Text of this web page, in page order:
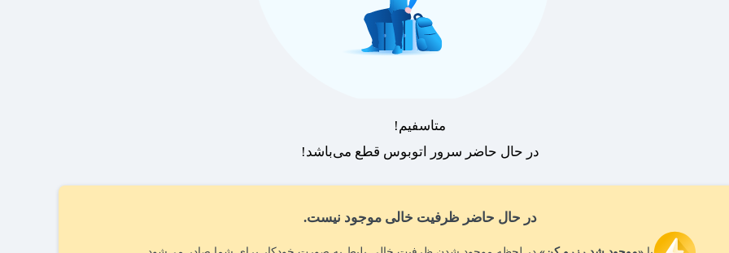
در حال حاضر ظرفیت خالی موجود نیست.
متاسفیم!
در حال حاضر سرور اتوبوس قطع می‌باشد!